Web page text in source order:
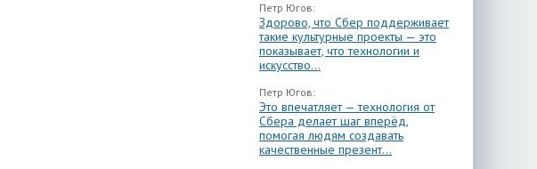
Петр Югов:
Здорово, что Сбер поддерживает
такие культурные проекты — это
показывает, что технологии и
искусство...
Петр Югов:
Это впечатляет — технология от
Сбера делает шаг вперёд,
помогая людям создавать
качественные презент...